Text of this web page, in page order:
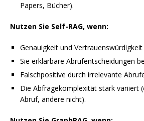
Papers, Bücher).
Nutzen Sie Self-RAG, wenn:
Genauigkeit und
Sie erklärbare Abrufentscheidungen
Falschpositive durch irrelevante
Die Abfragekomplexität stark variiert
Abruf, andere nicht).